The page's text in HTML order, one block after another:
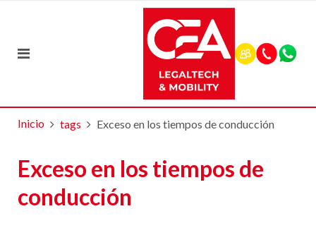
Inicio tags Exceso en los tiempos de conducción
Exceso en los tiempos de
conducción